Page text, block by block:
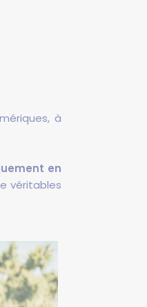
à
en
véritables